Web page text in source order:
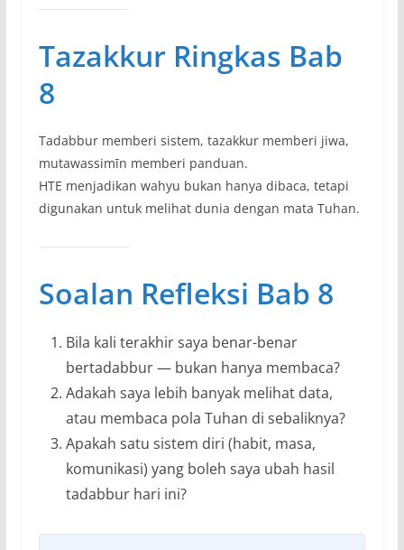
Tazakkur Ringkas Bab
8
Tadabbur memberi sistem, tazakkur memberi jiwa,
mutawassimīn memberi panduan.
HTE menjadikan wahyu bukan hanya dibaca, tetapi
digunakan untuk melihat dunia dengan mata Tuhan.
Soalan Refleksi Bab 8
Bila kali terakhir saya benar-benar
bertadabbur — bukan hanya membaca?
Adakah saya lebih banyak melihat data,
atau membaca pola Tuhan di sebaliknya?
Apakah satu sistem diri (habit, masa,
komunikasi) yang boleh saya ubah hasil
tadabbur hari ini?